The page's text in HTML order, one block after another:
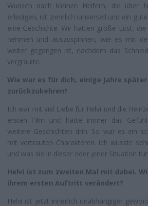
Wunsch nach kleinen Helfern, die über
erledigen, ist ziemlich universell und ein
eine Geschichte. Wir hatten große Lust,
nehmen und auszuspinnen, wie es mit
weiter gegangen ist, nachdem das
vergraulte.
Wie war es für dich, einige Jahre
zurückzukehren?
Ich war mit viel Liebe für Helvi und die
ersten Film und hatte immer das
weitere Geschichten drin. So war es ein
mit vertrauten Charakteren. Ich wusste
und was sie in dieser oder jener Situation
Helvi ist zum zweiten Mal mit dabei.
ihrem ersten Auftritt verändert?
Helvi ist jetzt innerlich unabhängiger